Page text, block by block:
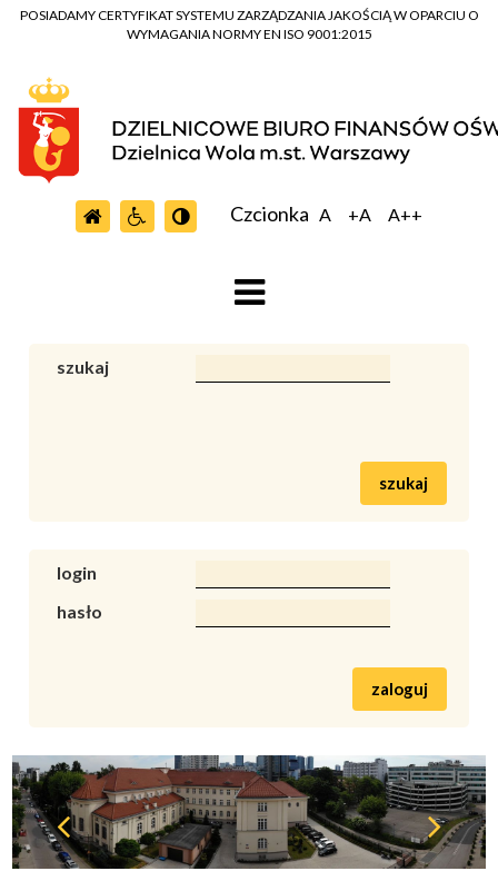
POSIADAMY CERTYFIKAT SYSTEMU ZARZĄDZANIA JAKOŚCIĄ W OPARCIU O
WYMAGANIA NORMY EN ISO 9001:2015
Czcionka A +A A++
szukaj
szukaj
login
hasło
zaloguj